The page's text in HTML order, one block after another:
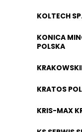
KOLTECH
KONICA
POLSKA
KRATOS
KRIS-MAX